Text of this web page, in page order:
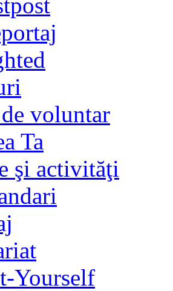
voluntar
Ta
şi activităţi
Yourself